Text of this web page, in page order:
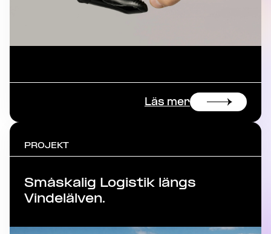
Läs mer
PROJEKT
Småskalig Logistik längs
Vindelälven.